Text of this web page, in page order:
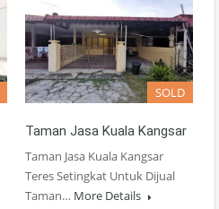
SOLD
Taman Jasa Kuala Kangsar
Taman Jasa Kuala Kangsar
Teres Setingkat Untuk Dijual
Taman… More Details